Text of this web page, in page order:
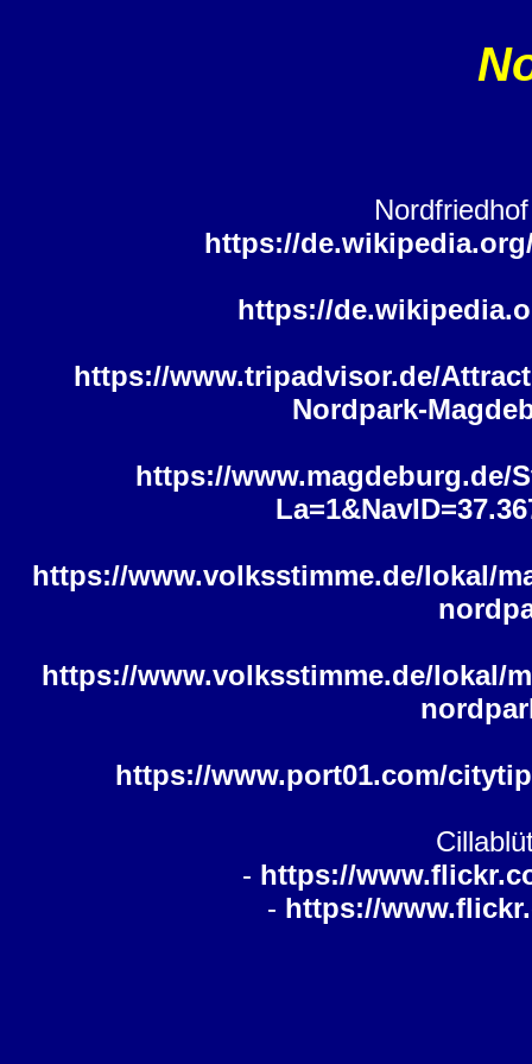
https://
https://
https://www.tripadvisor.de/
Nordpark-
https://www.magdeburg.de/
https://www.volksstimme.de/lokal/
https://www.volksstimme.de/lokal/
https://www.port01.com/
- https://
- https://